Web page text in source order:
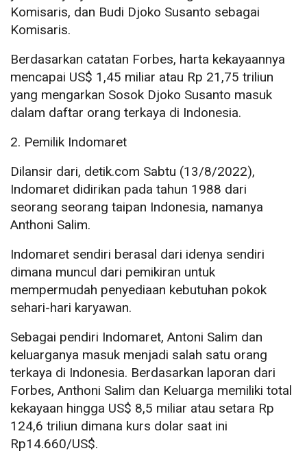
Komisaris, dan Budi Djoko Susanto sebagai
Komisaris.
Berdasarkan catatan Forbes, harta kekayaannya
mencapai US$ 1,45 miliar atau Rp 21,75 triliun
yang mengarkan Sosok Djoko Susanto masuk
dalam daftar orang terkaya di Indonesia.
2. Pemilik Indomaret
Dilansir dari, detik.com Sabtu (13/8/2022),
Indomaret didirikan pada tahun 1988 dari
seorang seorang taipan Indonesia, namanya
Anthoni Salim.
Indomaret sendiri berasal dari idenya sendiri
dimana muncul dari pemikiran untuk
mempermudah penyediaan kebutuhan pokok
sehari-hari karyawan.
Sebagai pendiri Indomaret, Antoni Salim dan
keluarganya masuk menjadi salah satu orang
terkaya di Indonesia. Berdasarkan laporan dari
Forbes, Anthoni Salim dan Keluarga memiliki total
kekayaan hingga US$ 8,5 miliar atau setara Rp
124,6 triliun dimana kurs dolar saat ini
Rp14.660/US$.